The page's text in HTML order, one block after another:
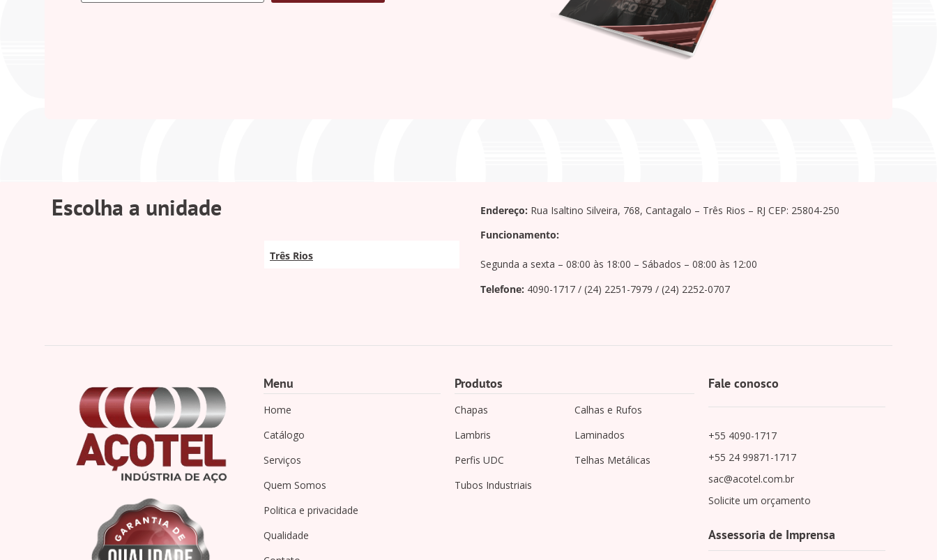
Escolha a unidade
Três Rios
Endereço: Rua Isaltino Silveira, 768, Cantagalo – Três Rios – RJ CEP: 25804-250
Funcionamento:
Segunda a sexta – 08:00 às 18:00 – Sábados – 08:00 às 12:00
Telefone: 4090-1717 / (24) 2251-7979 / (24) 2252-0707
Menu
Home
Catálogo
Serviços
Quem Somos
Politica e privacidade
Qualidade
Produtos
Chapas
Calhas e Rufos
Lambris
Laminados
Perfis UDC
Telhas Metálicas
Tubos Industriais
Fale conosco
+55 4090-1717
+55 24 99871-1717
sac@acotel.com.br
Solicite um orçamento
Assessoria de Imprensa